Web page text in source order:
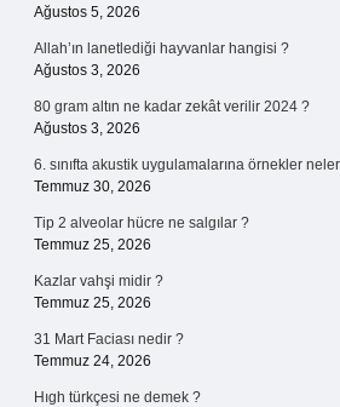
Ağustos 5, 2026
Allah’ın lanetlediği hayvanlar hangisi ?
Ağustos 3, 2026
80 gram altın ne kadar zekât verilir 2024 ?
Ağustos 3, 2026
6. sınıfta akustik uygulamalarına örnekler
Temmuz 30, 2026
Tip 2 alveolar hücre ne salgılar ?
Temmuz 25, 2026
Kazlar vahşi midir ?
Temmuz 25, 2026
31 Mart Faciası nedir ?
Temmuz 24, 2026
Hıgh türkçesi ne demek ?